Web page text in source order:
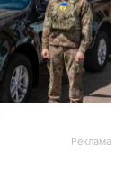
Реклама